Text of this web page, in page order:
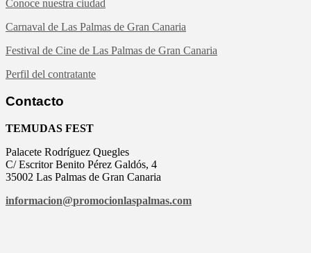
Conoce nuestra ciudad
Carnaval de Las Palmas de Gran Canaria
Festival de Cine de Las Palmas de Gran Canaria
Perfil del contratante
Contacto
TEMUDAS FEST
Palacete Rodríguez Quegles
C/ Escritor Benito Pérez Galdós, 4
35002 Las Palmas de Gran Canaria
informacion@promocionlaspalmas.com